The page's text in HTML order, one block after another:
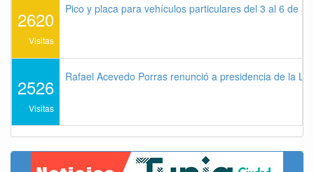
2620
Visitas
Pico y placa para vehículos particulares del 3 al 6 de
2526
Visitas
Rafael Acevedo Porras renunció a presidencia de la